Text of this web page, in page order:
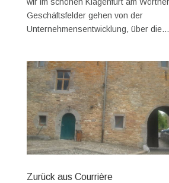
wir im schönen Klagenfurt am
Geschäftsfelder gehen von der
Unternehmensentwicklung, über die...
Zurück aus Courrière